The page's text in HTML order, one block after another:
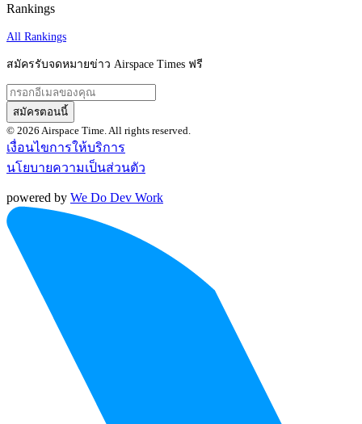
Rankings
All Rankings
สมัครรับจดหมายข่าว Airspace Times ฟรี
สมัครตอนนี้
© 2026 Airspace Time. All rights reserved.
เงื่อนไขการให้บริการ
นโยบายความเป็นส่วนตัว
powered by We Do Dev Work